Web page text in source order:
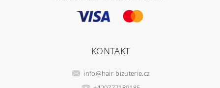
KONTAKT
info@hair-bizuterie.cz